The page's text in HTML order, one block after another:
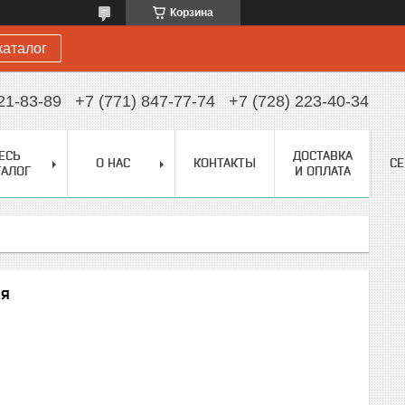
Корзина
83-89 +7 (771) 847-77-74 +7 (728) 223-40-34
О НАС КОНТАКТЫ
ДОСТАВКА
И ОПЛАТА